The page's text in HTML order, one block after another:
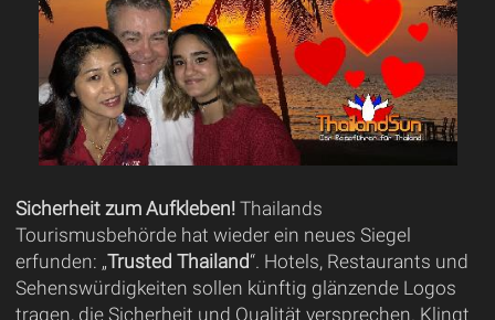
Sicherheit zum Aufkleben!Thailands
Tourismusbehörde hat wieder ein neues Siegel
erfunden: „Trusted Thailand“. Hotels, Restaurants und
Sehenswürdigkeiten sollen künftig glänzende Logos
tragen, die Sicherheit und Qualität versprechen. Klingt